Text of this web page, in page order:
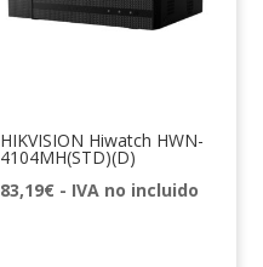
HIKVISION Hiwatch HWN-
4104MH(STD)(D)
83,19€ - IVA no incluido